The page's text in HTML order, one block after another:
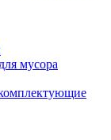
мусора